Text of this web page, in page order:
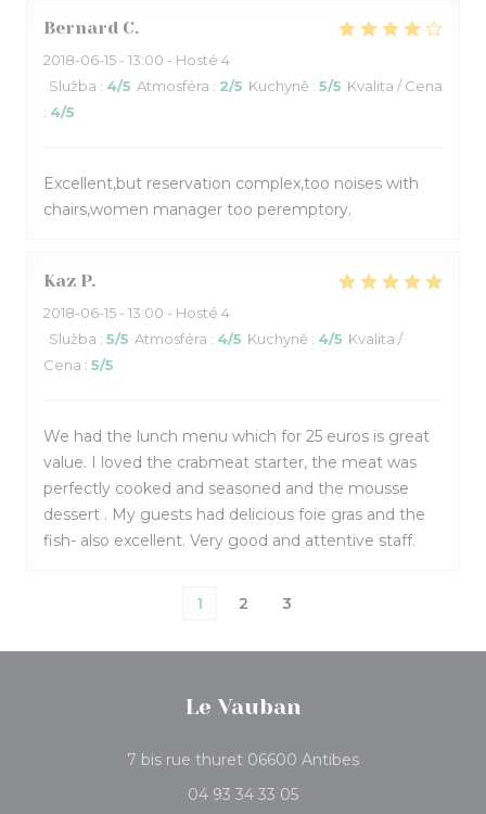
Bernard C
2018-06-15 - 13:00 - Hosté 4
Služba : 4/5 Atmosféra : 2/5 Kuchyně : 5/5 Kvalita / Cena
: 4/5
Excellent,but reservation complex,too noises with
chairs,women manager too peremptory.
Kaz P
2018-06-15 - 13:00 - Hosté 4
Služba : 5/5 Atmosféra : 4/5 Kuchyně : 4/5 Kvalita /
Cena : 5/5
We had the lunch menu which for 25 euros is great
value. I loved the crabmeat starter, the meat was
perfectly cooked and seasoned and the mousse
dessert . My guests had delicious foie gras and the
fish- also excellent. Very good and attentive staff.
1 2 3
Le Vauban
7 bis rue thuret 06600 Antibes((otevře se v
04 93 34 33 05